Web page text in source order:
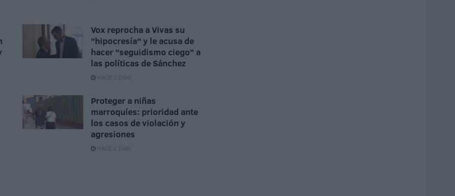
Vox reprocha a Vivas su
"hipocresía" y le acusa de
hacer "seguidismo ciego" a
las políticas de Sánchez
HACE 2 DÍAS
Proteger a niñas
marroquíes: prioridad ante
los casos de violación y
agresiones
HACE 2 DÍAS